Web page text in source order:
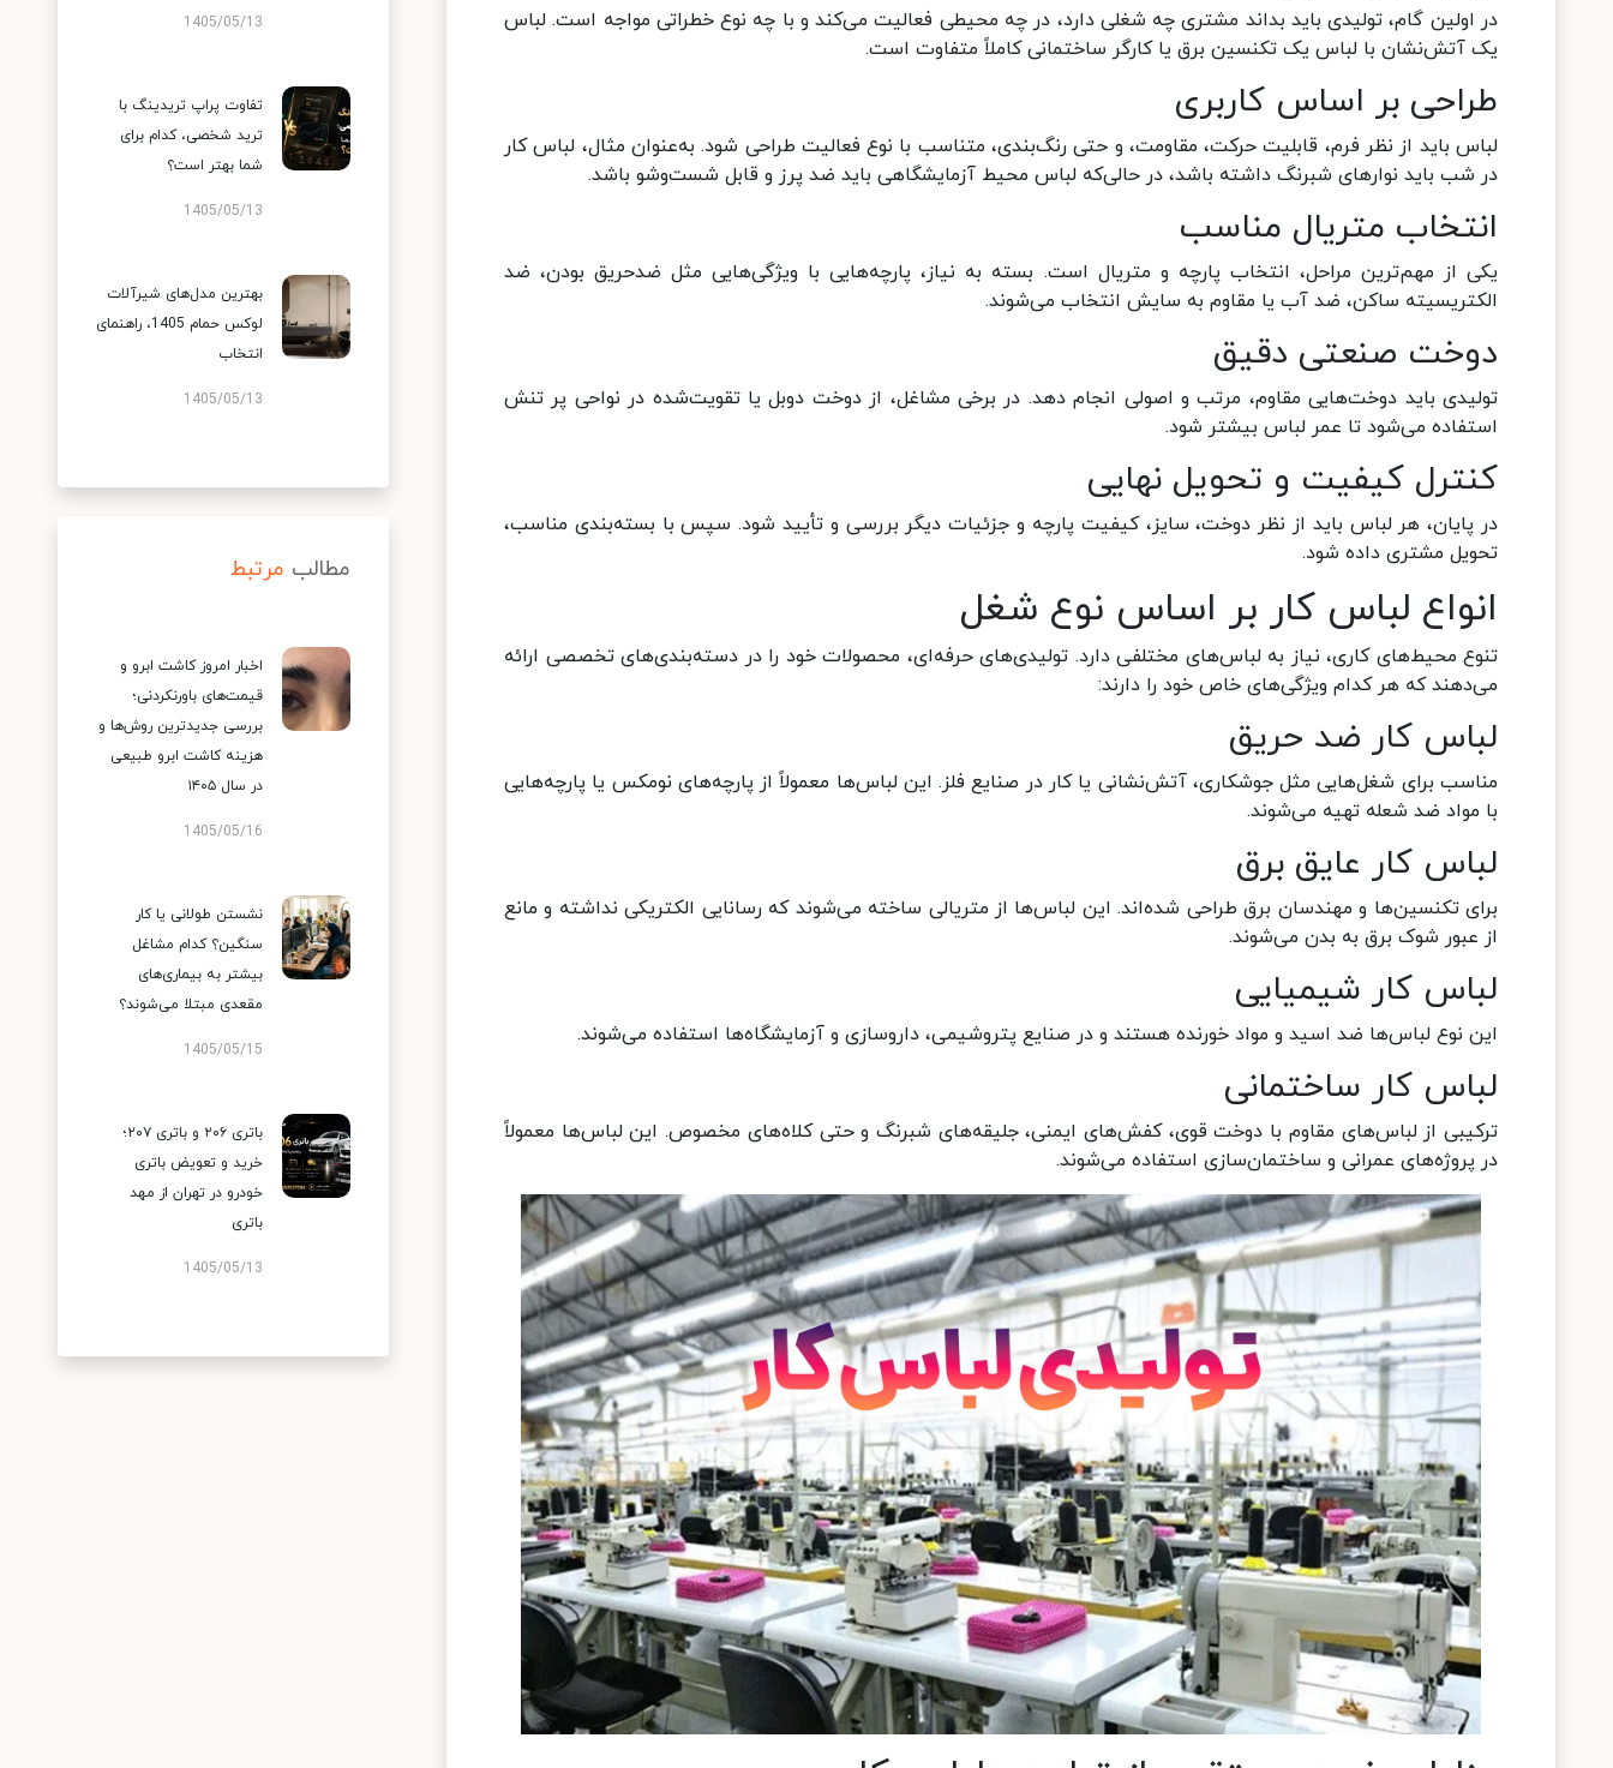
در اولین گام، تولیدی باید بداند مشتری چه شغلی دارد، در چه محیطی فعالیت می‌کند و با چه نوع خطراتی مواجه است. لباس
یک آتش‌نشان با لباس یک تکنسین برق یا کارگر ساختمانی کاملاً متفاوت است.
طراحی بر اساس کاربری
لباس باید از نظر فرم، قابلیت حرکت، مقاومت، و حتی رنگ‌بندی، متناسب با نوع فعالیت طراحی شود. به‌عنوان مثال، لباس کار
در شب باید نوارهای شبرنگ داشته باشد، در حالی‌که لباس محیط آزمایشگاهی باید ضد پرز و قابل شست‌وشو باشد.
انتخاب متریال مناسب
یکی از مهم‌ترین مراحل، انتخاب پارچه و متریال است. بسته به نیاز، پارچه‌هایی با ویژگی‌هایی مثل ضدحریق بودن، ضد
الکتریسیته ساکن، ضد آب یا مقاوم به سایش انتخاب می‌شوند.
دوخت صنعتی دقیق
تولیدی باید دوخت‌هایی مقاوم، مرتب و اصولی انجام دهد. در برخی مشاغل، از دوخت دوبل یا تقویت‌شده در نواحی پر تنش
استفاده می‌شود تا عمر لباس بیشتر شود.
کنترل کیفیت و تحویل نهایی
در پایان، هر لباس باید از نظر دوخت، سایز، کیفیت پارچه و جزئیات دیگر بررسی و تأیید شود. سپس با بسته‌بندی مناسب،
تحویل مشتری داده شود.
انواع لباس کار بر اساس نوع شغل
تنوع محیط‌های کاری، نیاز به لباس‌های مختلفی دارد. تولیدی‌های حرفه‌ای، محصولات خود را در دسته‌بندی‌های تخصصی ارائه
می‌دهند که هر کدام ویژگی‌های خاص خود را دارند:
لباس کار ضد حریق
مناسب برای شغل‌هایی مثل جوشکاری، آتش‌نشانی یا کار در صنایع فلز. این لباس‌ها معمولاً از پارچه‌های نومکس یا پارچه‌هایی
با مواد ضد شعله تهیه می‌شوند.
لباس کار عایق برق
برای تکنسین‌ها و مهندسان برق طراحی شده‌اند. این لباس‌ها از متریالی ساخته می‌شوند که رسانایی الکتریکی نداشته و مانع
از عبور شوک برق به بدن می‌شوند.
لباس کار شیمیایی
این نوع لباس‌ها ضد اسید و مواد خورنده هستند و در صنایع پتروشیمی، داروسازی و آزمایشگاه‌ها استفاده می‌شوند.
لباس کار ساختمانی
ترکیبی از لباس‌های مقاوم با دوخت قوی، کفش‌های ایمنی، جلیقه‌های شبرنگ و حتی کلاه‌های مخصوص. این لباس‌ها معمولاً
در پروژه‌های عمرانی و ساختمان‌سازی استفاده می‌شوند.
1405/05/13
تفاوت پراپ تریدینگ با
ترید شخصی، کدام برای
شما بهتر است؟
1405/05/13
بهترین مدل‌های شیرآلات
لوکس حمام 1405، راهنمای
انتخاب
1405/05/13
مطالب مرتبط
اخبار امروز کاشت ابرو و
قیمت‌های باورنکردنی؛
بررسی جدیدترین روش‌ها و
هزینه کاشت ابرو طبیعی
در سال ۱۴۰۵
1405/05/16
نشستن طولانی یا کار
سنگین؟ کدام مشاغل
بیشتر به بیماری‌های
مقعدی مبتلا می‌شوند؟
1405/05/15
باتری ۲۰۶ و باتری ۲۰۷؛
خرید و تعویض باتری
خودرو در تهران از مهد
باتری
1405/05/13